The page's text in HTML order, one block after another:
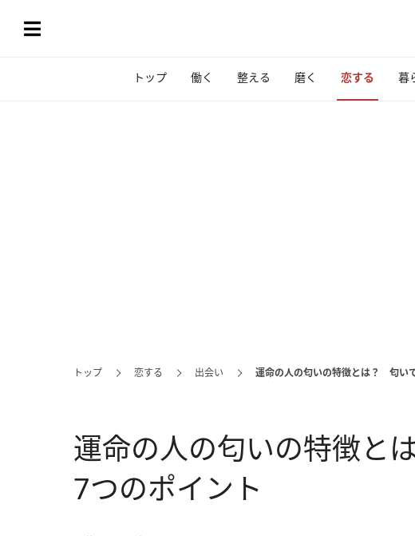
トップ 働く 整える 磨く 恋する 暮
トップ 恋する 出会い 運命の人の匂いの特徴とは？ 匂い
運命の人の匂いの特徴と
7つのポイント